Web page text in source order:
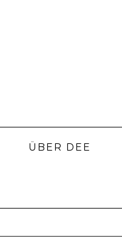
ÜBER DEE